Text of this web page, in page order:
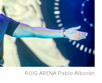
ROIG ARENA Pablo Alborán